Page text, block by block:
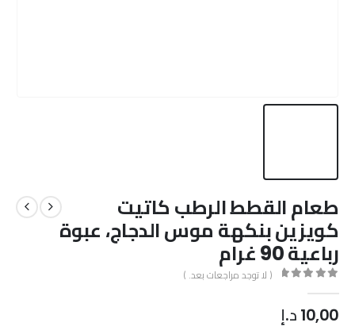
طعام القطط الرطب كاتيت
كويزين بنكهة موس الدجاج، عبوة
رباعية 90 غرام
( لا توجد مراجعات بعد. )
10,00 د.إ